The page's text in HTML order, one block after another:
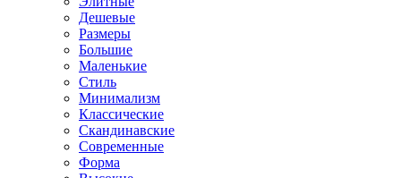
Дешевые
Размеры
Большие
Маленькие
Стиль
Минимализм
Классические
Скандинавские
Современные
Форма